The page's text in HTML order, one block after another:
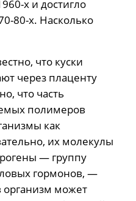
х и достигло
80-х. Насколько
что куски
через плаценту
что часть
полимеров
как
их молекулы
— группу
гормонов, —
организм может